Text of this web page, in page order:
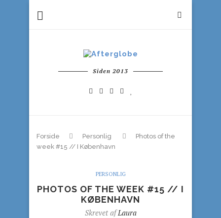
Siden 2013
Forside Personlig
Photos of the
week #15 // I København
PERSONLIG
PHOTOS OF THE WEEK #15 // I
KØBENHAVN
Skrevet afLaura